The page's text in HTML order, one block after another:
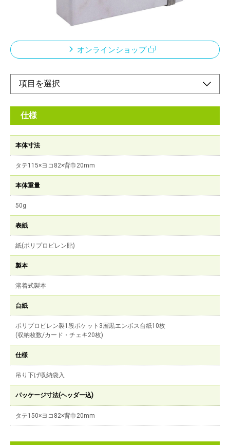
表紙の印刷柄は大理石風のテクスチャーを使用しているので、イ
ンテリアとしてお部屋にそのまま飾ることができます。
オンラインショップ
仕様
本体寸法
タテ115×ヨコ82×背巾20mm
本体重量
50g
表紙
紙(ポリプロピレン貼)
製本
溶着式製本
台紙
ポリプロピレン製1段ポケット3層黒エンボス台紙10枚
(収納枚数/カード・チェキ20枚)
仕様
吊り下げ収納袋入
パッケージ寸法(ヘッダー込)
タテ150×ヨコ82×背巾20mm